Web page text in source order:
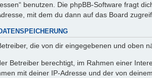
benutzen. Die phpBB-Software fragt
mit dem du dann auf das Board
die von dir eingegebenen und oben
Betreiber berechtigt, im Rahmen einer
mit deiner IP-Adresse und der von